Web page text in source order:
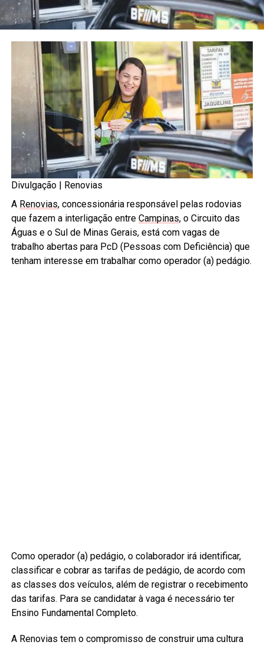
Divulgação | Renovias
A Renovias, concessionária responsável pelas rodovias
que fazem a interligação entre Campinas, o Circuito das
Águas e o Sul de Minas Gerais, está com vagas de
trabalho abertas para PcD (Pessoas com Deficiência) que
tenham interesse em trabalhar como operador (a) pedágio.
Como operador (a) pedágio, o colaborador irá identificar,
classificar e cobrar as tarifas de pedágio, de acordo com
as classes dos veículos, além de registrar o recebimento
das tarifas. Para se candidatar à vaga é necessário ter
Ensino Fundamental Completo.
A Renovias tem o compromisso de construir uma cultura